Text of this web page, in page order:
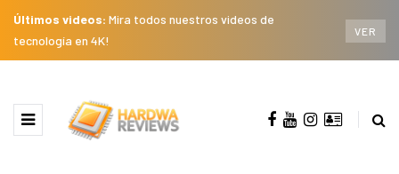
Últimos videos: Mira todos nuestros videos de
tecnología en 4K!
VER